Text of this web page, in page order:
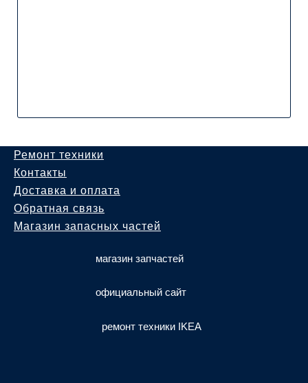
Ремонт техники
Контакты
Доставка и оплата
Обратная связь
Магазин запасных частей
магазин запчастей
официальный сайт
ремонт техники IKEA